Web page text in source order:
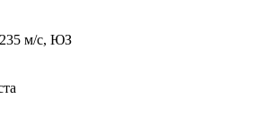
5 м/c, ЮЗ